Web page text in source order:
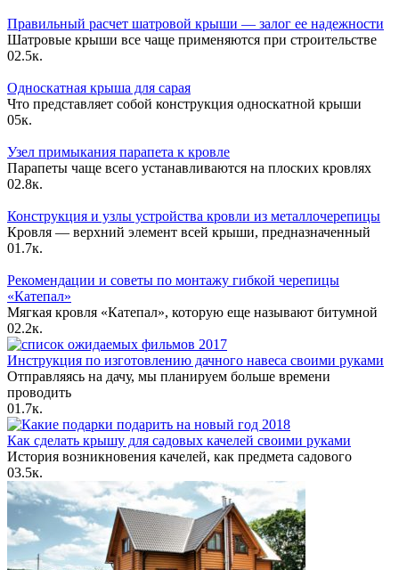
Правильный расчет шатровой крыши — залог ее надежности
Шатровые крыши все чаще применяются при строительстве
02.5к.
Односкатная крыша для сарая
Что представляет собой конструкция односкатной крыши
05к.
Узел примыкания парапета к кровле
Парапеты чаще всего устанавливаются на плоских кровлях
02.8к.
Конструкция и узлы устройства кровли из металлочерепицы
Кровля — верхний элемент всей крыши, предназначенный
01.7к.
Рекомендации и советы по монтажу гибкой черепицы
«Катепал»
Мягкая кровля «Катепал», которую еще называют битумной
02.2к.
Инструкция по изготовлению дачного навеса своими руками
Отправляясь на дачу, мы планируем больше времени
проводить
01.7к.
Как сделать крышу для садовых качелей своими руками
История возникновения качелей, как предмета садового
03.5к.